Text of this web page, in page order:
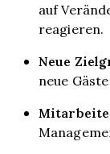
auf
reagieren.
Neue
neue